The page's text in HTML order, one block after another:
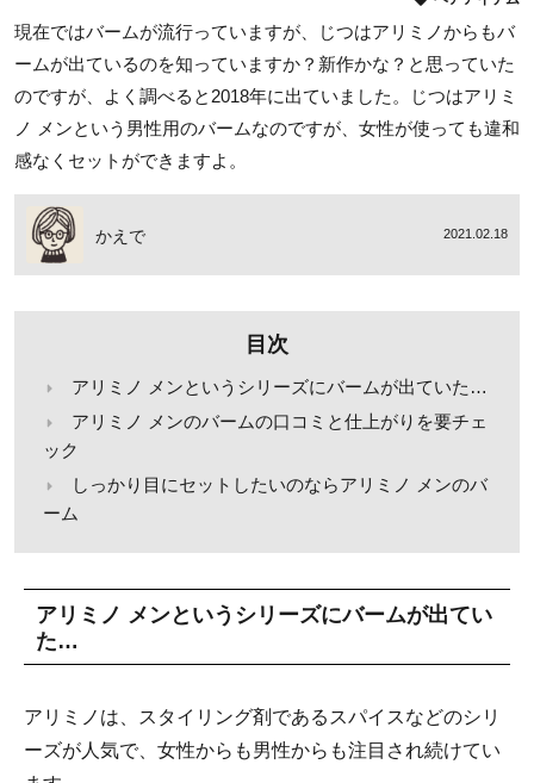
現在ではバームが流行っていますが、じつはアリミノからもバ
ームが出ているのを知っていますか？新作かな？と思っていた
のですが、よく調べると2018年に出ていました。じつはアリミ
ノ メンという男性用のバームなのですが、女性が使っても違和
感なくセットができますよ。
かえで 2021.02.18
目次
アリミノ メンというシリーズにバームが出ていた…
アリミノ メンのバームの口コミと仕上がりを要チェ
ック
しっかり目にセットしたいのならアリミノ メンのバ
ーム
アリミノ メンというシリーズにバームが出てい
た…
アリミノは、スタイリング剤であるスパイスなどのシリ
ーズが人気で、女性からも男性からも注目され続けてい